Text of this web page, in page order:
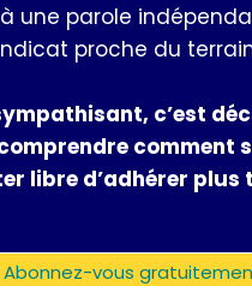
une parole
proche du
c’est
comment
libre d’adhérer plus
Abonnez-vous